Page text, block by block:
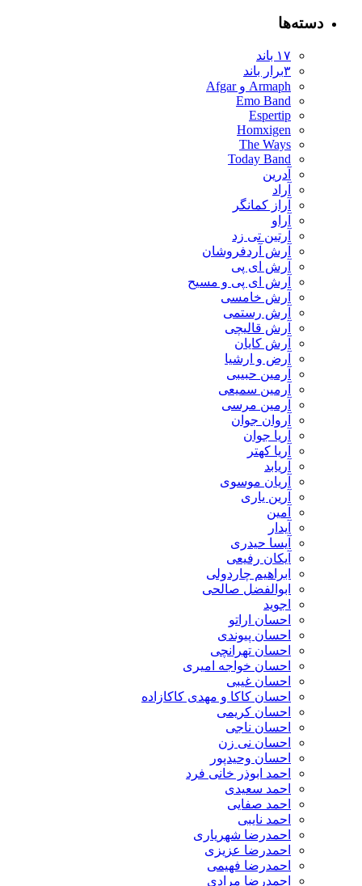
دسته‌ها
۱۷ باند
۳برار باند
Armaph و Afgar
Emo Band
Espertip
Homxigen
The Ways
Today Band
آدرین
آراد
آراز کمانگر
آراو
آرتین تی زد
آرش آردفروشان
آرش ای پی
آرش ای پی و مسیح
آرش خامسی
آرش رستمی
آرش قالیچی
آرش کایان
​آرض و ارشیا
آرمین حبیبی
آرمین سمیعی
آرمین مرسی
آروان جوان
آریا جوان
آریا کهتر
آریابد
آریان موسوی
آرین یاری
آمین
آیدار
آیسا حیدری
آیکان رفیعی
ابراهیم چاردولی
ابوالفضل صالحی
اجوید
احسان اراتو
احسان پیوندی
احسان تهرانچی
احسان خواجه امیری
احسان غیبی
احسان کاکا و مهدی کاکازاده
احسان کریمی
احسان ناجی
احسان نی زن
احسان وحیدپور
احمد ابوذر خانی فرد
احمد سعیدی
احمد صفایی
احمد نایبی
احمدرضا شهریاری
احمدرضا عزیزی
احمدرضا فهیمی
احمدرضا مرادی